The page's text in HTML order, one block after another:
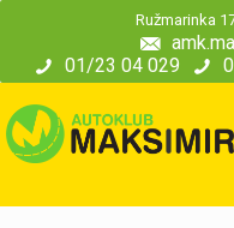
01/23 04 029
Ružmarinka